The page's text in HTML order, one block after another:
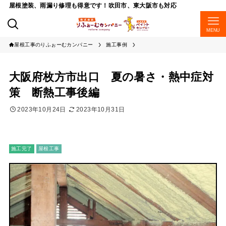
屋根塗装、雨漏り修理も得意です！吹田市、東大阪市も対応
MENU
屋根工事のりふぉーむカンパニー 施工事例
大阪府枚方市出口 夏の暑さ・熱中症対
策 断熱工事後編
2023年10月24日 2023年10月31日
施工完了 屋根工事